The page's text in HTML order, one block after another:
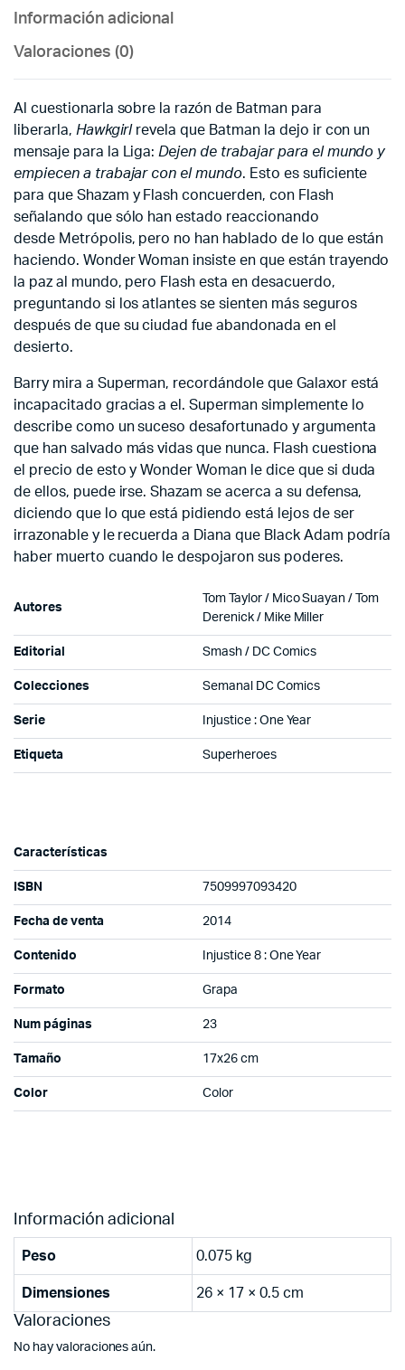
Información adicional
Valoraciones (0)
Al cuestionarla sobre la razón de Batman para
liberarla, Hawkgirl revela que Batman la dejo ir con un
mensaje para la Liga:Dejen de trabajar para el mundo y
empiecen a trabajar con el mundo. Esto es suficiente
para que Shazam y Flash concuerden, con Flash
señalando que sólo han estado reaccionando
desde Metrópolis, pero no han hablado de lo que están
haciendo. Wonder Woman insiste en que están trayendo
la paz al mundo, pero Flash esta en desacuerdo,
preguntando si los atlantes se sienten más seguros
después de que su ciudad fue abandonada en el
desierto.
Barry mira a Superman, recordándole que Galaxor está
incapacitado gracias a el. Superman simplemente lo
describe como un suceso desafortunado y argumenta
que han salvado más vidas que nunca. Flash cuestiona
el precio de esto y Wonder Woman le dice que si duda
de ellos, puede irse. Shazam se acerca a su defensa,
diciendo que lo que está pidiendo está lejos de ser
irrazonable y le recuerda a Diana que Black Adam podría
haber muerto cuando le despojaron sus poderes.
Autores
Tom Taylor / Mico Suayan /
Tom
Derenick / Mike Miller
Editorial Smash / DC Comics
Colecciones Semanal DC Comics
Serie Injustice : One Year
Etiqueta Superheroes
Características
ISBN 7509997093420
Fecha de venta 2014
Contenido Injustice 8 : One Year
Formato Grapa
Num páginas 23
Tamaño 17x26 cm
Color Color
Información adicional
Peso 0.075 kg
Dimensiones 26 × 17 × 0.5 cm
Valoraciones
No hay valoraciones aún.